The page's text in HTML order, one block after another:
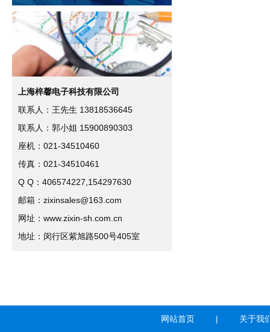
上海梓馨电子科技有限公司
联系人：王先生 13818536645
联系人：郭小姐 15900890303
座机：021-34510460
传真：021-34510461
Q Q：406574227,154297630
邮箱：zixinsales@163.com
网址：www.zixin-sh.com.cn
地址：闵行区紫旭路500号405室
网站首页 |
关于我